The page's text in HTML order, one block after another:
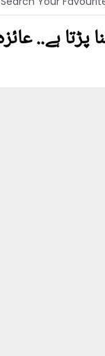
پڑتا ہے..